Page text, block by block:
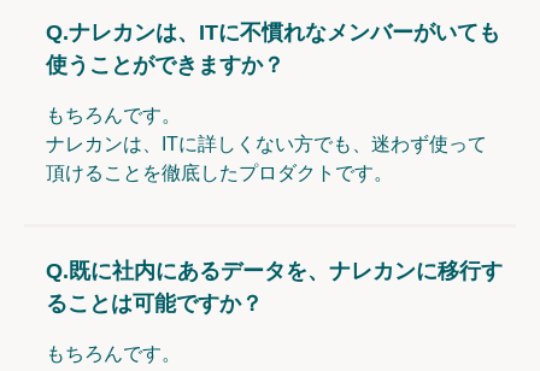
Q.ナレカンは、ITに不慣れなメンバーがいても
使うことができますか？
もちろんです。
ナレカンは、ITに詳しくない方でも、迷わず使って
頂けることを徹底したプロダクトです。
Q.既に社内にあるデータを、ナレカンに移行す
ることは可能ですか？
もちろんです。